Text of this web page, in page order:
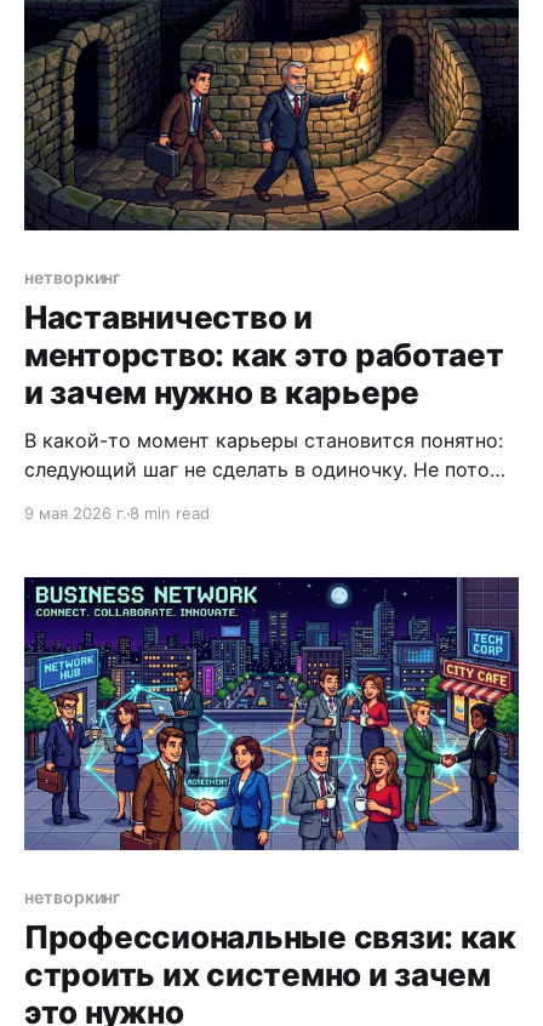
нетворкинг
Наставничество и
менторство: как это работает
и зачем нужно в карьере
В какой-то момент карьеры становится понятно:
следующий шаг не сделать в одиночку. Не потому
какие ошибки дорого обходятся тем, кто уже
прошёл этот путь. Именно здесь появляется
9 мая 2026 г. 8 min read
нетворкинг
Профессиональные связи: как
строить их системно и зачем
это нужно